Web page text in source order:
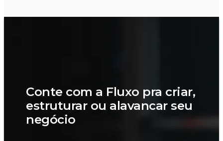
Conte com a Fluxo pra criar,
estruturar ou alavancar seu
negócio